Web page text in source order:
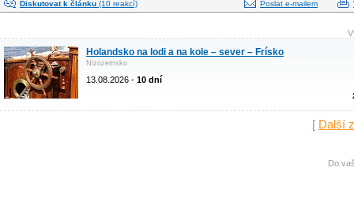
Diskutovat k článku (10 reakcí) Poslat e-mailem
Holandsko na lodi a na kole – sever – Frísko
Nizozemsko
13.08.2026 - 10 dní
[ Další
Do